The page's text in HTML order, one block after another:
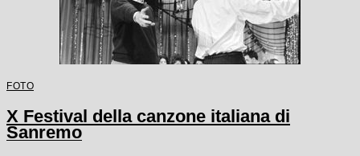
FOTO
X Festival della canzone italiana di
Sanremo